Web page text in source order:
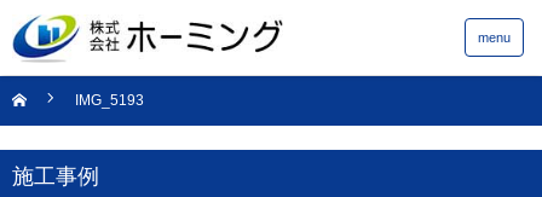
menu
IMG_5193
施工事例